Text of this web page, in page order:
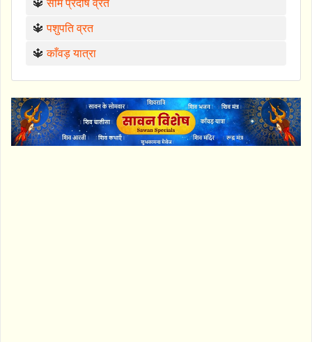
🔱सोम प्रदोष व्रत
🔱पशुपति व्रत
🔱काँवड़ यात्रा